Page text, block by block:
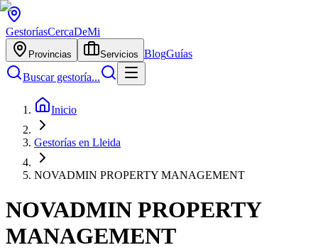
GestoríasCercaDeMi
Provincias Servicios BlogGuías
Buscar gestoría...
Inicio
Gestorías en Lleida
NOVADMIN PROPERTY MANAGEMENT
NOVADMIN PROPERTY
MANAGEMENT